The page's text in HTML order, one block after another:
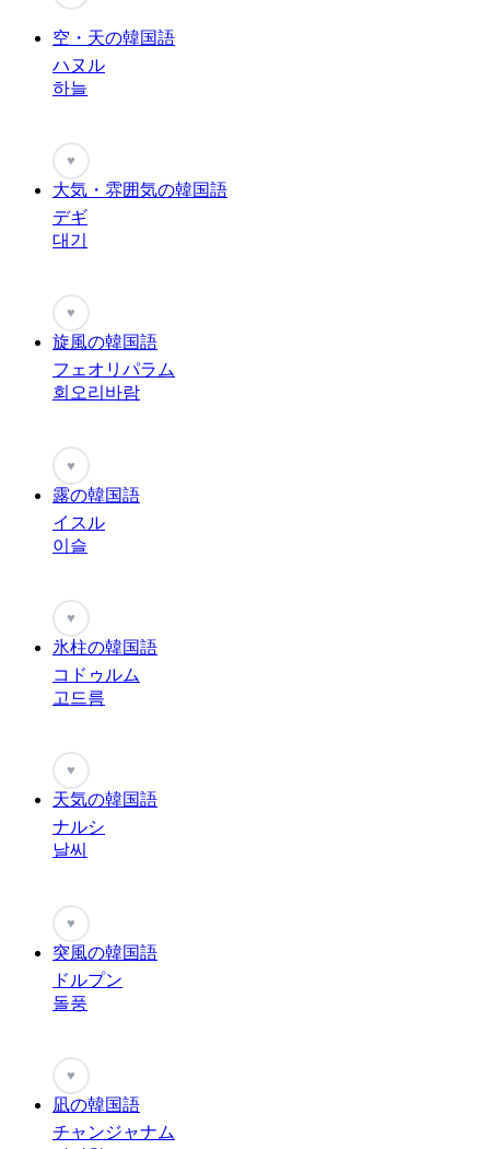
空・天の韓国語
ハヌル
하늘
♥
大気・雰囲気の韓国語
デギ
대기
♥
旋風の韓国語
フェオリパラム
회오리바람
♥
露の韓国語
イスル
이슬
♥
氷柱の韓国語
コドゥルム
고드름
♥
天気の韓国語
ナルシ
날씨
♥
突風の韓国語
ドルプン
돌풍
♥
凪の韓国語
チャンジャナム